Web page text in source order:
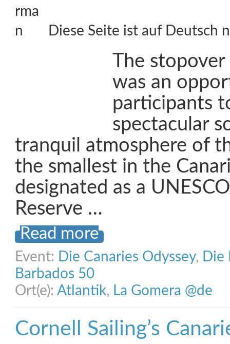
Diese Seite ist auf Deutsch
The
was an
participants
spectacular
tranquil atmosphere of
the smallest in the
designated as a
Reserve …
Read more
Event: Die Canaries Odyssey, Die
Barbados 50
Ort(e): Atlantik, La Gomera @de
Cornell Sailing’s